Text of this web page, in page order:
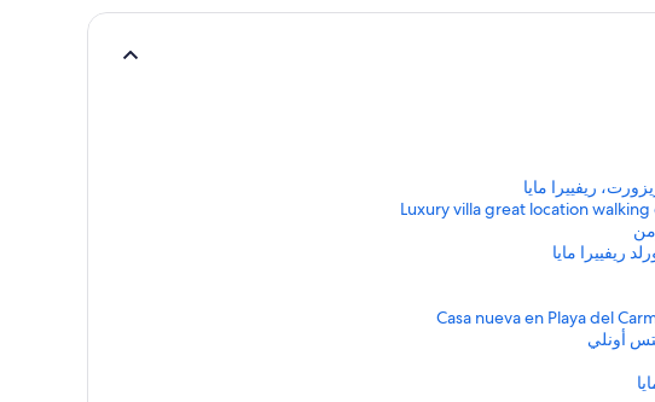
ريفييرا مايا
Luxury villa great location
ريفييرا مايا
Casa nueva en Playa del
أونلي